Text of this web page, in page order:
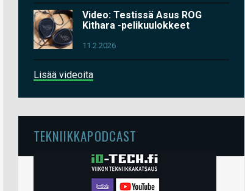
Video: Testissä Asus ROG
Kithara -pelikuulokkeet
11.2.2026
Lisää videoita
TEKNIIKKAPODCAST